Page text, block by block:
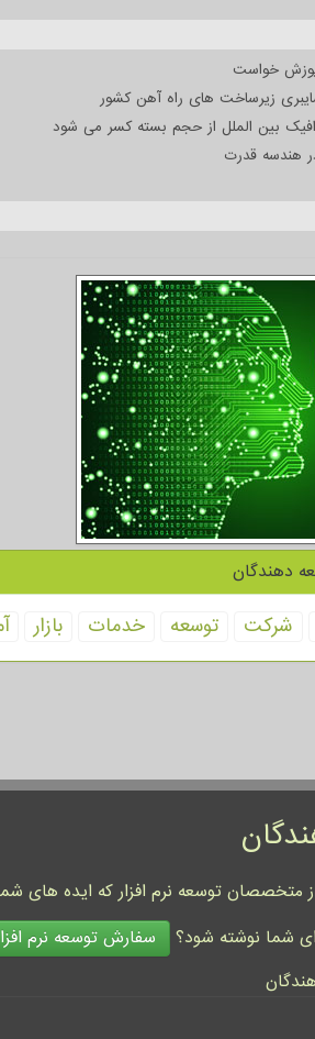
خواست
زیرساخت های راه آهن کشور
بین الملل از حجم بسته کسر می شود
هندسه قدرت
دهندگان
شركت توسعه خدمات بازار
شما نوشته شود؟
سفارش توسعه نرم